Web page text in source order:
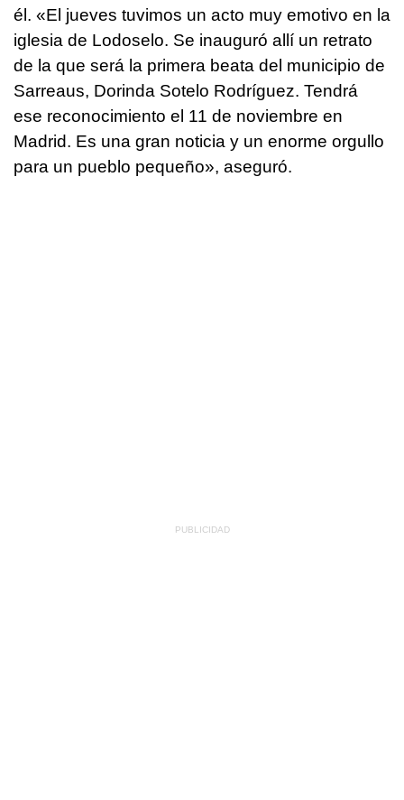
él. «El jueves tuvimos un acto muy emotivo en la
iglesia de Lodoselo. Se inauguró allí un retrato
de la que será la primera beata del municipio de
Sarreaus, Dorinda Sotelo Rodríguez. Tendrá
ese reconocimiento el 11 de noviembre en
Madrid. Es una gran noticia y un enorme orgullo
para un pueblo pequeño», aseguró.